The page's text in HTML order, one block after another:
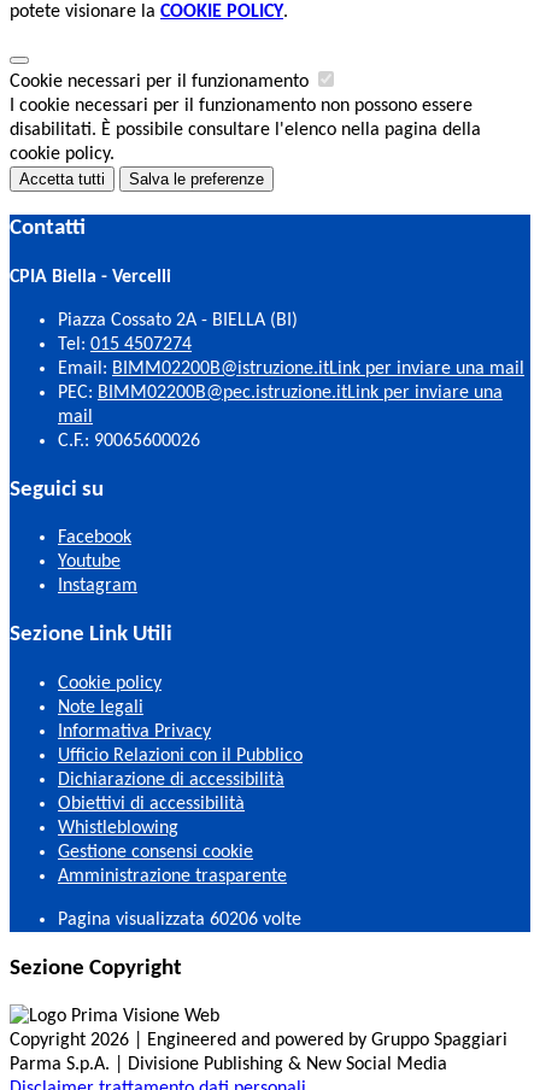
potete visionare la COOKIE POLICY.
Cookie necessari per il funzionamento
I cookie necessari per il funzionamento non possono essere
disabilitati. È possibile consultare l'elenco nella pagina della
cookie policy.
Accetta tutti Salva le preferenze
Contatti
CPIA Biella - Vercelli
Piazza Cossato 2A - BIELLA (BI)
Tel: 015 4507274
Email: BIMM02200B@istruzione.itLink per inviare una mail
PEC: BIMM02200B@pec.istruzione.itLink per inviare una
mail
C.F.: 90065600026
Seguici su
Facebook
Youtube
Instagram
Sezione Link Utili
Cookie policy
Note legali
Informativa Privacy
Ufficio Relazioni con il Pubblico
Dichiarazione di accessibilità
Obiettivi di accessibilità
Whistleblowing
Gestione consensi cookie
Amministrazione trasparente
Pagina visualizzata 60206 volte
Sezione Copyright
Copyright 2026 | Engineered and powered by Gruppo Spaggiari
Parma S.p.A. | Divisione Publishing & New Social Media